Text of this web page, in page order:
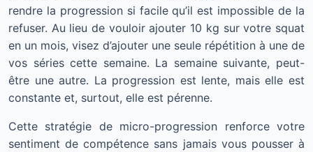
rendre la progression si facile qu’il est impossible de la
refuser. Au lieu de vouloir ajouter 10 kg sur votre squat
en un mois, visez d’ajouter une seule répétition à une de
vos séries cette semaine. La semaine suivante, peut-
être une autre. La progression est lente, mais elle est
constante et, surtout, elle est pérenne.
Cette stratégie de micro-progression renforce votre
sentiment de compétence sans jamais vous pousser à